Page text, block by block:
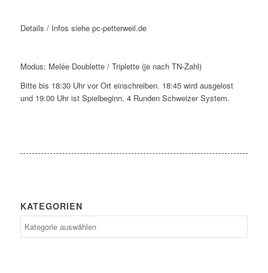
Details / Infos siehe pc-petterweil.de
Modus: Melée Doublette / Triplette (je nach TN-Zahl)
Bitte bis 18:30 Uhr vor Ort einschreiben. 18:45 wird ausgelost
und 19:00 Uhr ist Spielbeginn. 4 Runden Schweizer System.
KATEGORIEN